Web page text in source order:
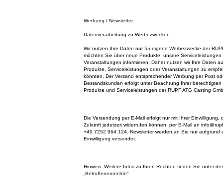
Werbung / Newsletter
Datenverarbeitung zu Werbezwecken
Wir nutzen Ihre Daten nur für eigene Werbezwecke der
möchten Sie über neue Produkte, unsere Serviceleistungen
Veranstaltungen informieren. Daher nutzen wir Ihre Daten
Produkte, Serviceleistungen oder Veranstaltungen zu
könnten. Der Versand entsprechender Werbung per Post
Bestandskunden erfolgt unter Beachtung Ihrer berechtigten
Produkte und Serviceleistungen der RUPF ATG Casting
Die Versendung per E-Mail erfolgt nur mit Ihrer Einwilligung,
Zukunft jederzeit widerrufen können: per E-Mail an
+49 7252 964 124. Newsletter werden an Sie nur aufgrund
Einwilligung versendet.
Hinweis: Weitere Infos zu Ihren Rechten finden Sie unter
„Betroffenenrechte“.